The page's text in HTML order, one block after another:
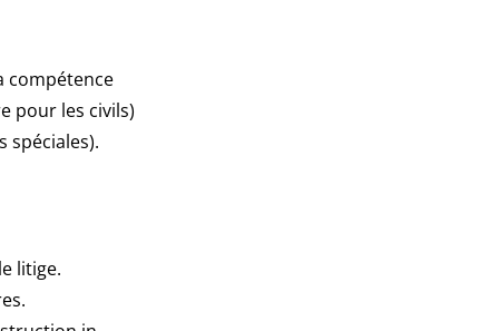
compétence
pour les civils)
spéciales).
litige.